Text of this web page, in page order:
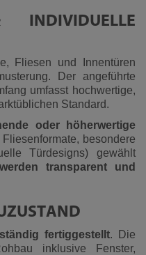
INDIVIDUELLE
Fliesen und Innentüren
Der angeführte
umfasst hochwertige,
Standard.
oder höherwertige
besondere
Türdesigns) gewählt
transparent und
fertiggestellt. Die
inklusive Fenster,